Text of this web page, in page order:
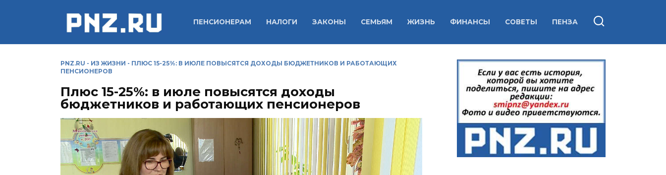
ПЕНСИОНЕРАМ НАЛОГИ ЗАКОНЫ СЕМЬЯМ ЖИЗНЬ ФИНАНСЫ СОВЕТЫ ПЕНЗА
PNZ.RU - ИЗ ЖИЗНИ - ПЛЮС 15-25%: В ИЮЛЕ ПОВЫСЯТСЯ ДОХОДЫ БЮДЖЕТНИКОВ И РАБОТАЮЩИХ
ПЕНСИОНЕРОВ
Плюс 15-25%: в июле повысятся доходы
бюджетников и работающих пенсионеров